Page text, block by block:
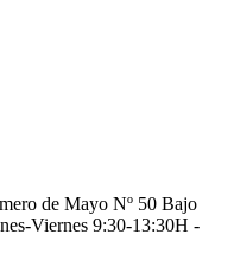
de Mayo Nº 50 Bajo
Viernes 9:30-13:30H -